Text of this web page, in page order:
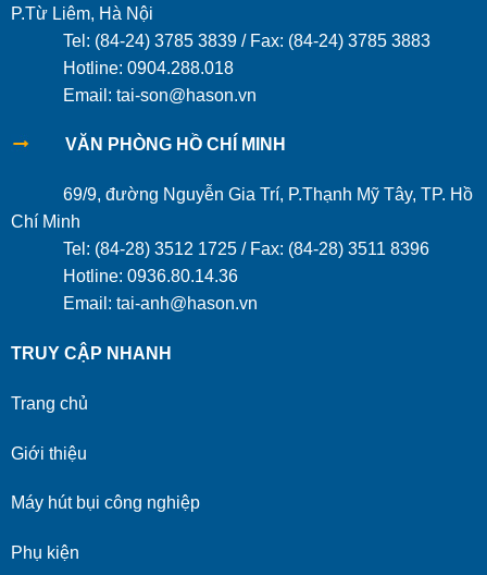
P.Từ Liêm, Hà Nội
Tel: (84-24) 3785 3839 / Fax: (84-24) 3785 3883
Hotline: 0904.288.018
Email: tai-son@hason.vn
VĂN PHÒNG HỒ CHÍ MINH
69/9, đường Nguyễn Gia Trí, P.Thạnh Mỹ Tây, TP. Hồ
Chí Minh
Tel: (84-28) 3512 1725 / Fax: (84-28) 3511 8396
Hotline: 0936.80.14.36
Email: tai-anh@hason.vn
TRUY CẬP NHANH
Trang chủ
Giới thiệu
Máy hút bụi công nghiệp
Phụ kiện